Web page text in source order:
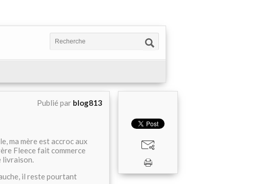
Publié par blog813
ma mère est accroc aux
Fleece fait commerce
livraison.
il reste pourtant